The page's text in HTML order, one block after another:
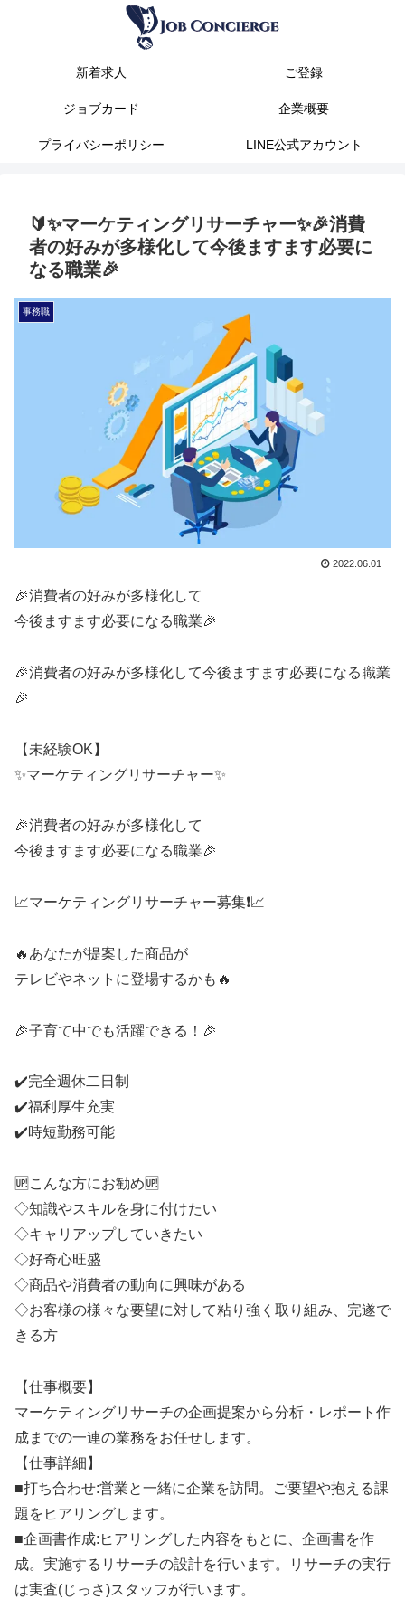
新着求人 ご登録
ジョブカード 企業概要
プライバシーポリシー LINE公式アカウント
🔰✨マーケティングリサーチャー✨🎉消費
者の好みが多様化して今後ますます必要に
なる職業🎉
事務職
2022.06.01
🎉消費者の好みが多様化して
今後ますます必要になる職業🎉
🎉消費者の好みが多様化して今後ますます必要になる職業
🎉
【未経験OK】
✨マーケティングリサーチャー✨
🎉消費者の好みが多様化して
今後ますます必要になる職業🎉
📈マーケティングリサーチャー募集❗📈
🔥あなたが提案した商品が
テレビやネットに登場するかも🔥
🎉子育て中でも活躍できる！🎉
✔️完全週休二日制
✔️福利厚生充実
✔️時短勤務可能
🆙こんな方にお勧め🆙
◇知識やスキルを身に付けたい
◇キャリアップしていきたい
◇好奇心旺盛
◇商品や消費者の動向に興味がある
◇お客様の様々な要望に対して粘り強く取り組み、完遂で
きる方
【仕事概要】
マーケティングリサーチの企画提案から分析・レポート作
成までの一連の業務をお任せします。
【仕事詳細】
■打ち合わせ:営業と一緒に企業を訪問。ご要望や抱える課
題をヒアリングします。
■企画書作成:ヒアリングした内容をもとに、企画書を作
成。実施するリサーチの設計を行います。リサーチの実行
は実査(じっさ)スタッフが行います。